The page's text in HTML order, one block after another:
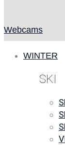
Webcams
WINTER
SKI